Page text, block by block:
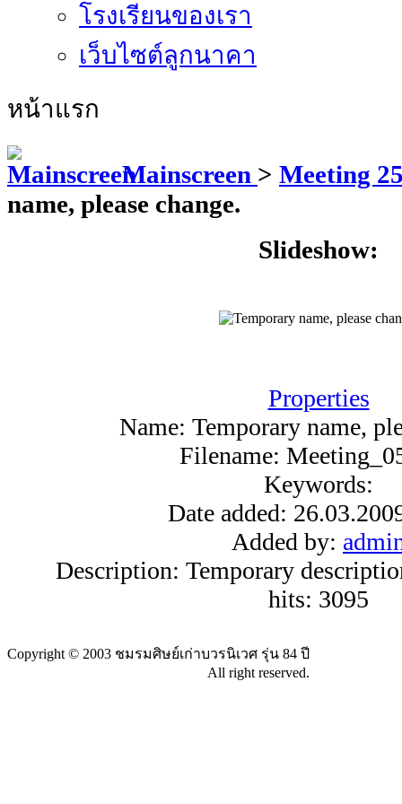
โรงเรียนของเรา
เว็บไซต์ลูกนาคา
หน้าแรก
Mainscreen > Meeting
name, please change.
Slideshow:
Properties
Name: Temporary name,
Filename:
Keywords:
Date added:
Added by:
Description: Temporary
hits: 3095
Copyright © 2003 ชมรมศิษย์เก่าบวรนิเวศ รุ่น 84 ปี
All right reserved.